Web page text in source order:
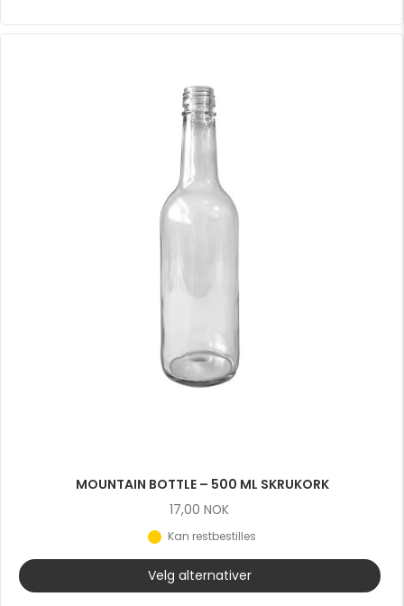
MOUNTAIN BOTTLE – 500 ML SKRUKORK
17,00 NOK
Kan restbestilles
Velg alternativer